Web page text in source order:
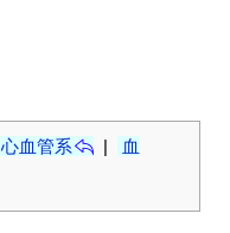
心血管系 |
血